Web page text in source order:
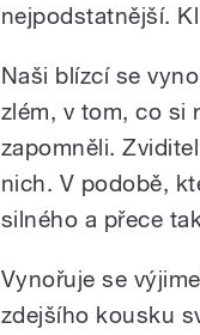
nejpodstatnější.
Naši blízcí se
zlém, v tom, co si
zapomněli.
nich. V podobě,
silného a přece
Vynořuje se
zdejšího kousku